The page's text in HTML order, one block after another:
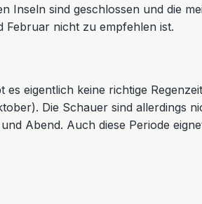
Inseln sind geschlossen und die
Februar nicht zu empfehlen ist.
eigentlich keine richtige
Die Schauer sind allerdings
Abend. Auch diese Periode